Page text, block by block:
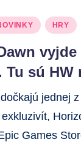
HRY
vyjde
Tu sú HW
jednej z
Games